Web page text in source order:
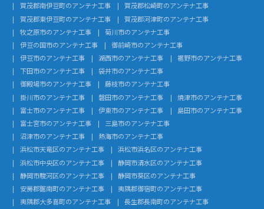
賀茂郡南伊豆町のアンテナ工事
賀茂郡松崎町のアンテナ工事
賀茂郡東伊豆町のアンテナ工事
賀茂郡河津町のアンテナ工事
牧之原市のアンテナ工事
菊川市のアンテナ工事
伊豆の国市のアンテナ工事
御前崎市のアンテナ工事
伊豆市のアンテナ工事
湖西市のアンテナ工事
裾野市のアンテナ工事
下田市のアンテナ工事
袋井市のアンテナ工事
御殿場市のアンテナ工事
藤枝市のアンテナ工事
掛川市のアンテナ工事
磐田市のアンテナ工事
焼津市のアンテナ工事
富士市のアンテナ工事
伊東市のアンテナ工事
島田市のアンテナ工事
富士宮市のアンテナ工事
三島市のアンテナ工事
沼津市のアンテナ工事
熱海市のアンテナ工事
浜松市天竜区のアンテナ工事
浜松市浜名区のアンテナ工事
浜松市中央区のアンテナ工事
静岡市清水区のアンテナ工事
静岡市駿河区のアンテナ工事
静岡市葵区のアンテナ工事
安房郡鋸南町のアンテナ工事
夷隅郡御宿町のアンテナ工事
夷隅郡大多喜町のアンテナ工事
長生郡長南町のアンテナ工事